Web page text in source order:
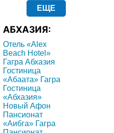
ЕЩЕ
АБХАЗИЯ:
Отель «Alex
Beach Hotel»
Гагра Абхазия
Гостиница
«Абаата» Гагра
Гостиница
«Абхазия»
Новый Афон
Пансионат
«Аибга» Гагра